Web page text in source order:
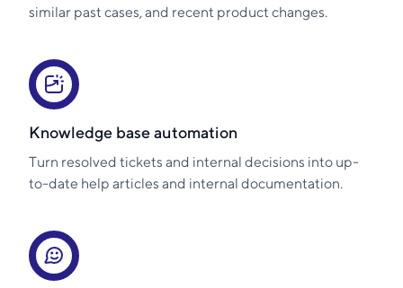
similar past cases, and recent product changes.
Knowledge base automation
Turn resolved tickets and internal decisions into up-
to-date help articles and internal documentation.